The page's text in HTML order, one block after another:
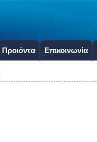
Προιόντα Επικοινωνία